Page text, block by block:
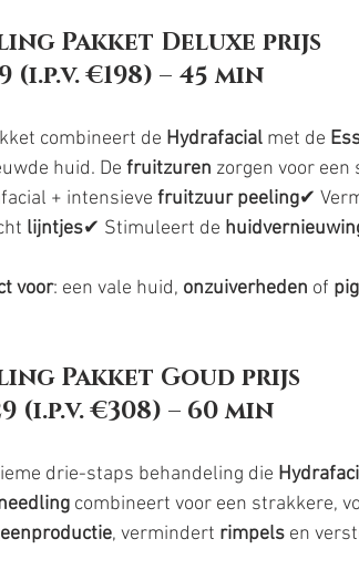
Pakket Deluxe prijs
(i.p.v. €198) – 45 min
combineert de Hydrafacial met de
huid. De fruitzuren zorgen voor
+ intensieve fruitzuur peeling✔
lijntjes✔ Stimuleert de
voor: een vale huid, onzuiverheden of
Pakket Goud prijs
(i.p.v. €308) – 60 min
drie-staps behandeling die
combineert voor een strakkere,
, vermindert rimpels en